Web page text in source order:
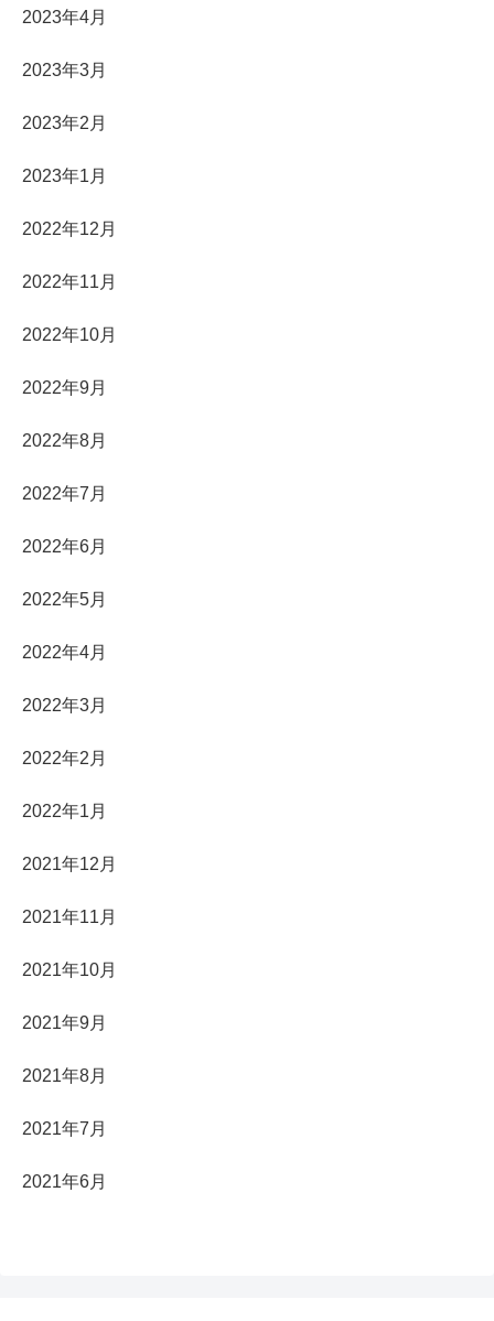
2023年4月
2023年3月
2023年2月
2023年1月
2022年12月
2022年11月
2022年10月
2022年9月
2022年8月
2022年7月
2022年6月
2022年5月
2022年4月
2022年3月
2022年2月
2022年1月
2021年12月
2021年11月
2021年10月
2021年9月
2021年8月
2021年7月
2021年6月